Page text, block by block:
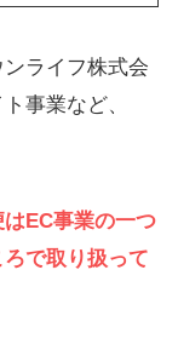
ライフ株式会
事業など、
EC事業の一つ
で取り扱って